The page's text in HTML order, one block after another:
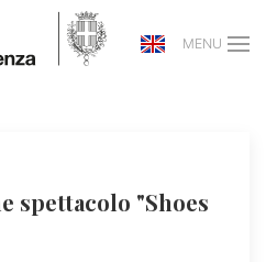
MENU
spettacolo "Shoes